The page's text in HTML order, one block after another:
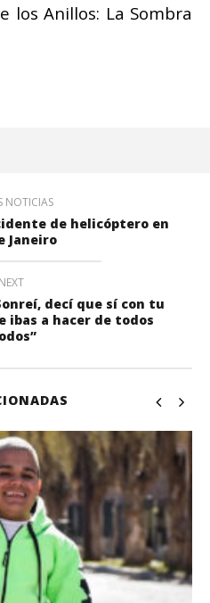
los Anillos: La Sombra
NOTICIAS
de helicóptero en
Janeiro
NEXT
decí que sí con tu
ibas a hacer de todos